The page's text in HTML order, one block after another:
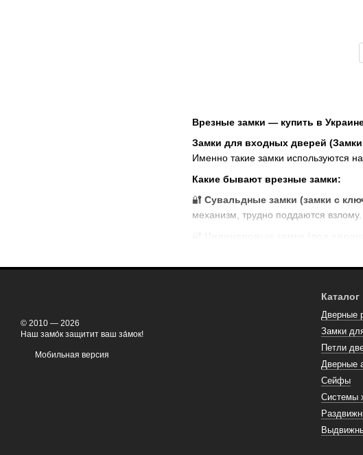
Врезные замки — купить в
Замки для входных дверей
Именно такие замки используются
Какие бывают врезные замки:
🔐 Сувальдные замки (замки с
механизм, трудно поддаются
🔐Комбинированные замки
Замки с перекодировкой—
Основные замки (нижние / под
Дополнительные замки
Замки с крабовой системой
© 2010 — 2026
Наш замо́к защитит ваш за́мок!
Мобильная версия
Каталог
Дверные
Замки
Петли
Дверные
Сейфы
Системы